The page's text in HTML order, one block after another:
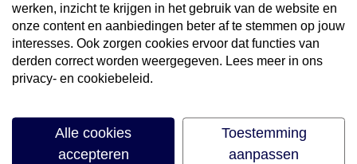
Volg ons op social media
werken, inzicht te krijgen in het gebruik van de website en
onze content en aanbiedingen beter af te stemmen op jouw
interesses. Ook zorgen cookies ervoor dat functies van
derden correct worden weergegeven. Lees meer in ons
privacy- en cookiebeleid.
Alle cookies
accepteren
Toestemming
aanpassen